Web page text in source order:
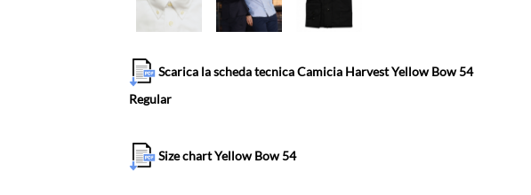
Scarica la scheda tecnica Camicia Harvest Yellow Bow 54
Regular
Size chart Yellow Bow 54